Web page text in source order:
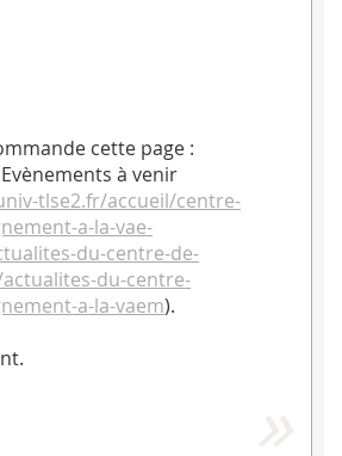
cette page :
à venir
tlse2.fr/accueil/centre-
a-la-vae-
du-centre-de-
du-centre-
a-la-vaem).